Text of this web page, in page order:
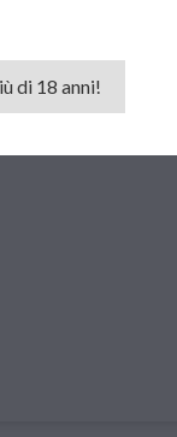
di 18 anni!